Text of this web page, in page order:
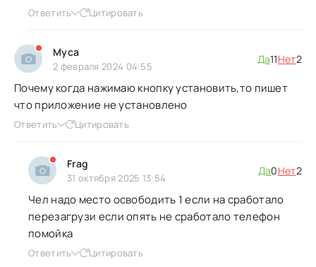
Ответить Цитировать
Муса
2 февраля 2024 04:55
Да11Нет2
Почему когда нажимаю кнопку установить,то пишет
что приложение не установлено
Ответить Цитировать
Frag
31 октября 2025 13:54
Да0Нет2
Чел надо место освободить 1 если на сработало
перезагрузи если опять не сработало телефон
помойка
Ответить Цитировать